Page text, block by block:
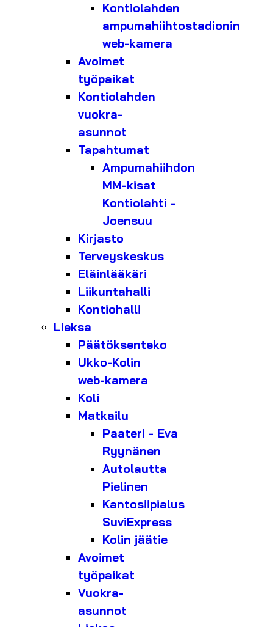
Kontiolahden
ampumahiihtostadionin
web-kamera
Avoimet
työpaikat
Kontiolahden
vuokra-
asunnot
Tapahtumat
Ampumahiihdon
MM-kisat
Kontiolahti -
Joensuu
Kirjasto
Terveyskeskus
Eläinlääkäri
Liikuntahalli
Kontiohalli
Lieksa
Päätöksenteko
Ukko-Kolin
web-kamera
Koli
Matkailu
Paateri - Eva
Ryynänen
Autolautta
Pielinen
Kantosiipialus
SuviExpress
Kolin jäätie
Avoimet
työpaikat
Vuokra-
asunnot